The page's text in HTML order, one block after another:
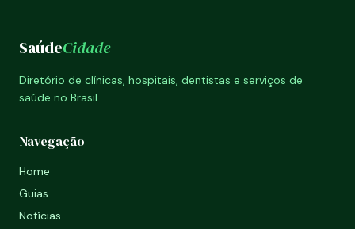
SaúdeCidade
Diretório de clínicas, hospitais, dentistas e serviços de
saúde no Brasil.
Navegação
Home
Guias
Notícias